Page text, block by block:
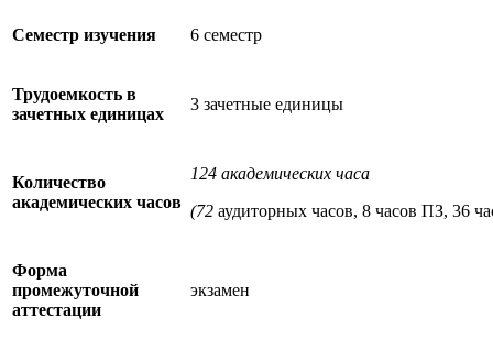
Семестр изучения 6 семестр
Трудоемкость в
зачетных единицах
3 зачетные единицы
Количество
академических часов
124 академических часа
(72 аудиторных часов, 8 часов ПЗ, 36
Форма
промежуточной
аттестации
экзамен